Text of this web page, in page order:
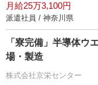
月給25万3,100円
派遣社員 / 神奈川県
「寮完備」半導体ウ
場・製造
株式会社京栄センター